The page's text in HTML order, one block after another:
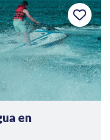
en